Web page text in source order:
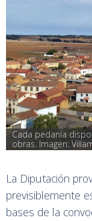
Cada pedanía
obras. Imagen:
La Diputación
previsiblemente
bases de la